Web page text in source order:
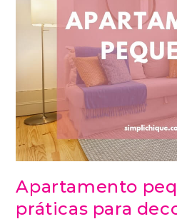
Apartamento
práticas para